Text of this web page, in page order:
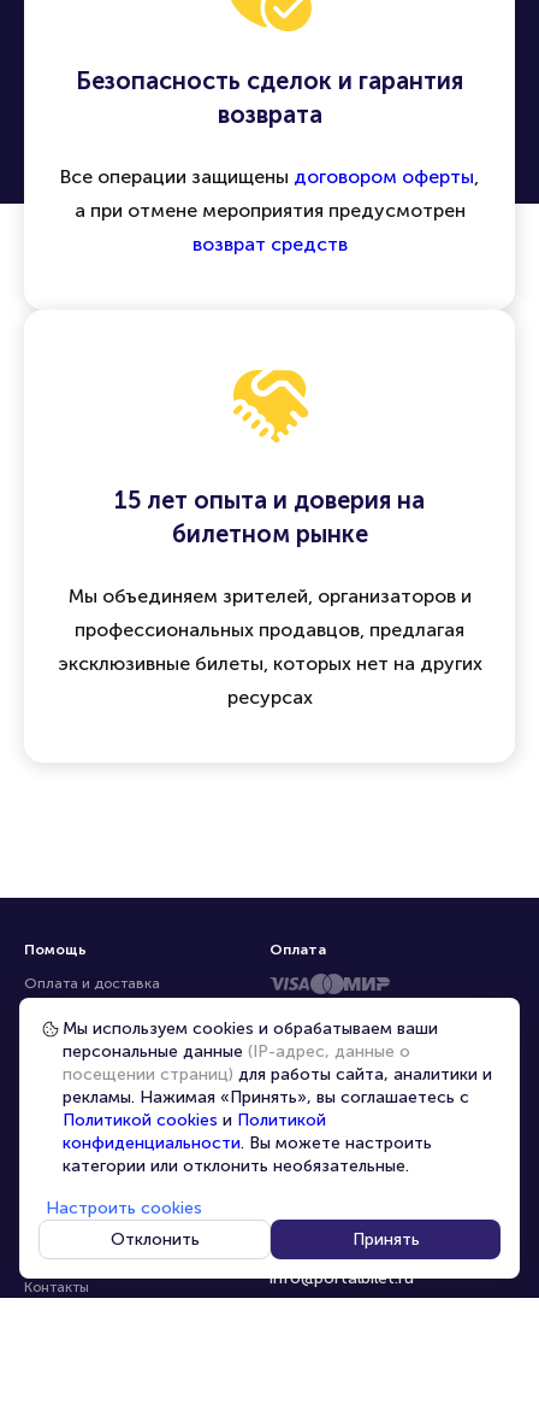
Безопасность сделок и гарантия
возврата
Все операции защищены договором оферты,
а при отмене мероприятия предусмотрен
возврат средств
15 лет опыта и доверия на
билетном рынке
Мы объединяем зрителей, организаторов и
профессиональных продавцов, предлагая
эксклюзивные билеты, которых нет на других
ресурсах
Помощь
Оплата и доставка
Частые вопросы
Перепродажа билетов
Организаторам
Корпоративным клиентам
VIP-билеты
Персональные данные
О компании
Контакты
8-800-500-42-62
8-499-226-15-14
info@portalbilet.ru
С 10:00 до 21:00,
Оплата
Мы используем cookies и обрабатываем ваши
персональные данные (IP-адрес, данные о
посещении страниц) для работы сайта, аналитики и
рекламы. Нажимая «Принять», вы соглашаетесь с
Политикой cookies и Политикой
конфиденциальности. Вы можете настроить
категории или отклонить необязательные.
Настроить cookies
Отклонить
Принять